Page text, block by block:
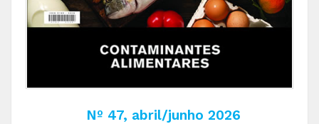
Nº 47, abril/junho 2026